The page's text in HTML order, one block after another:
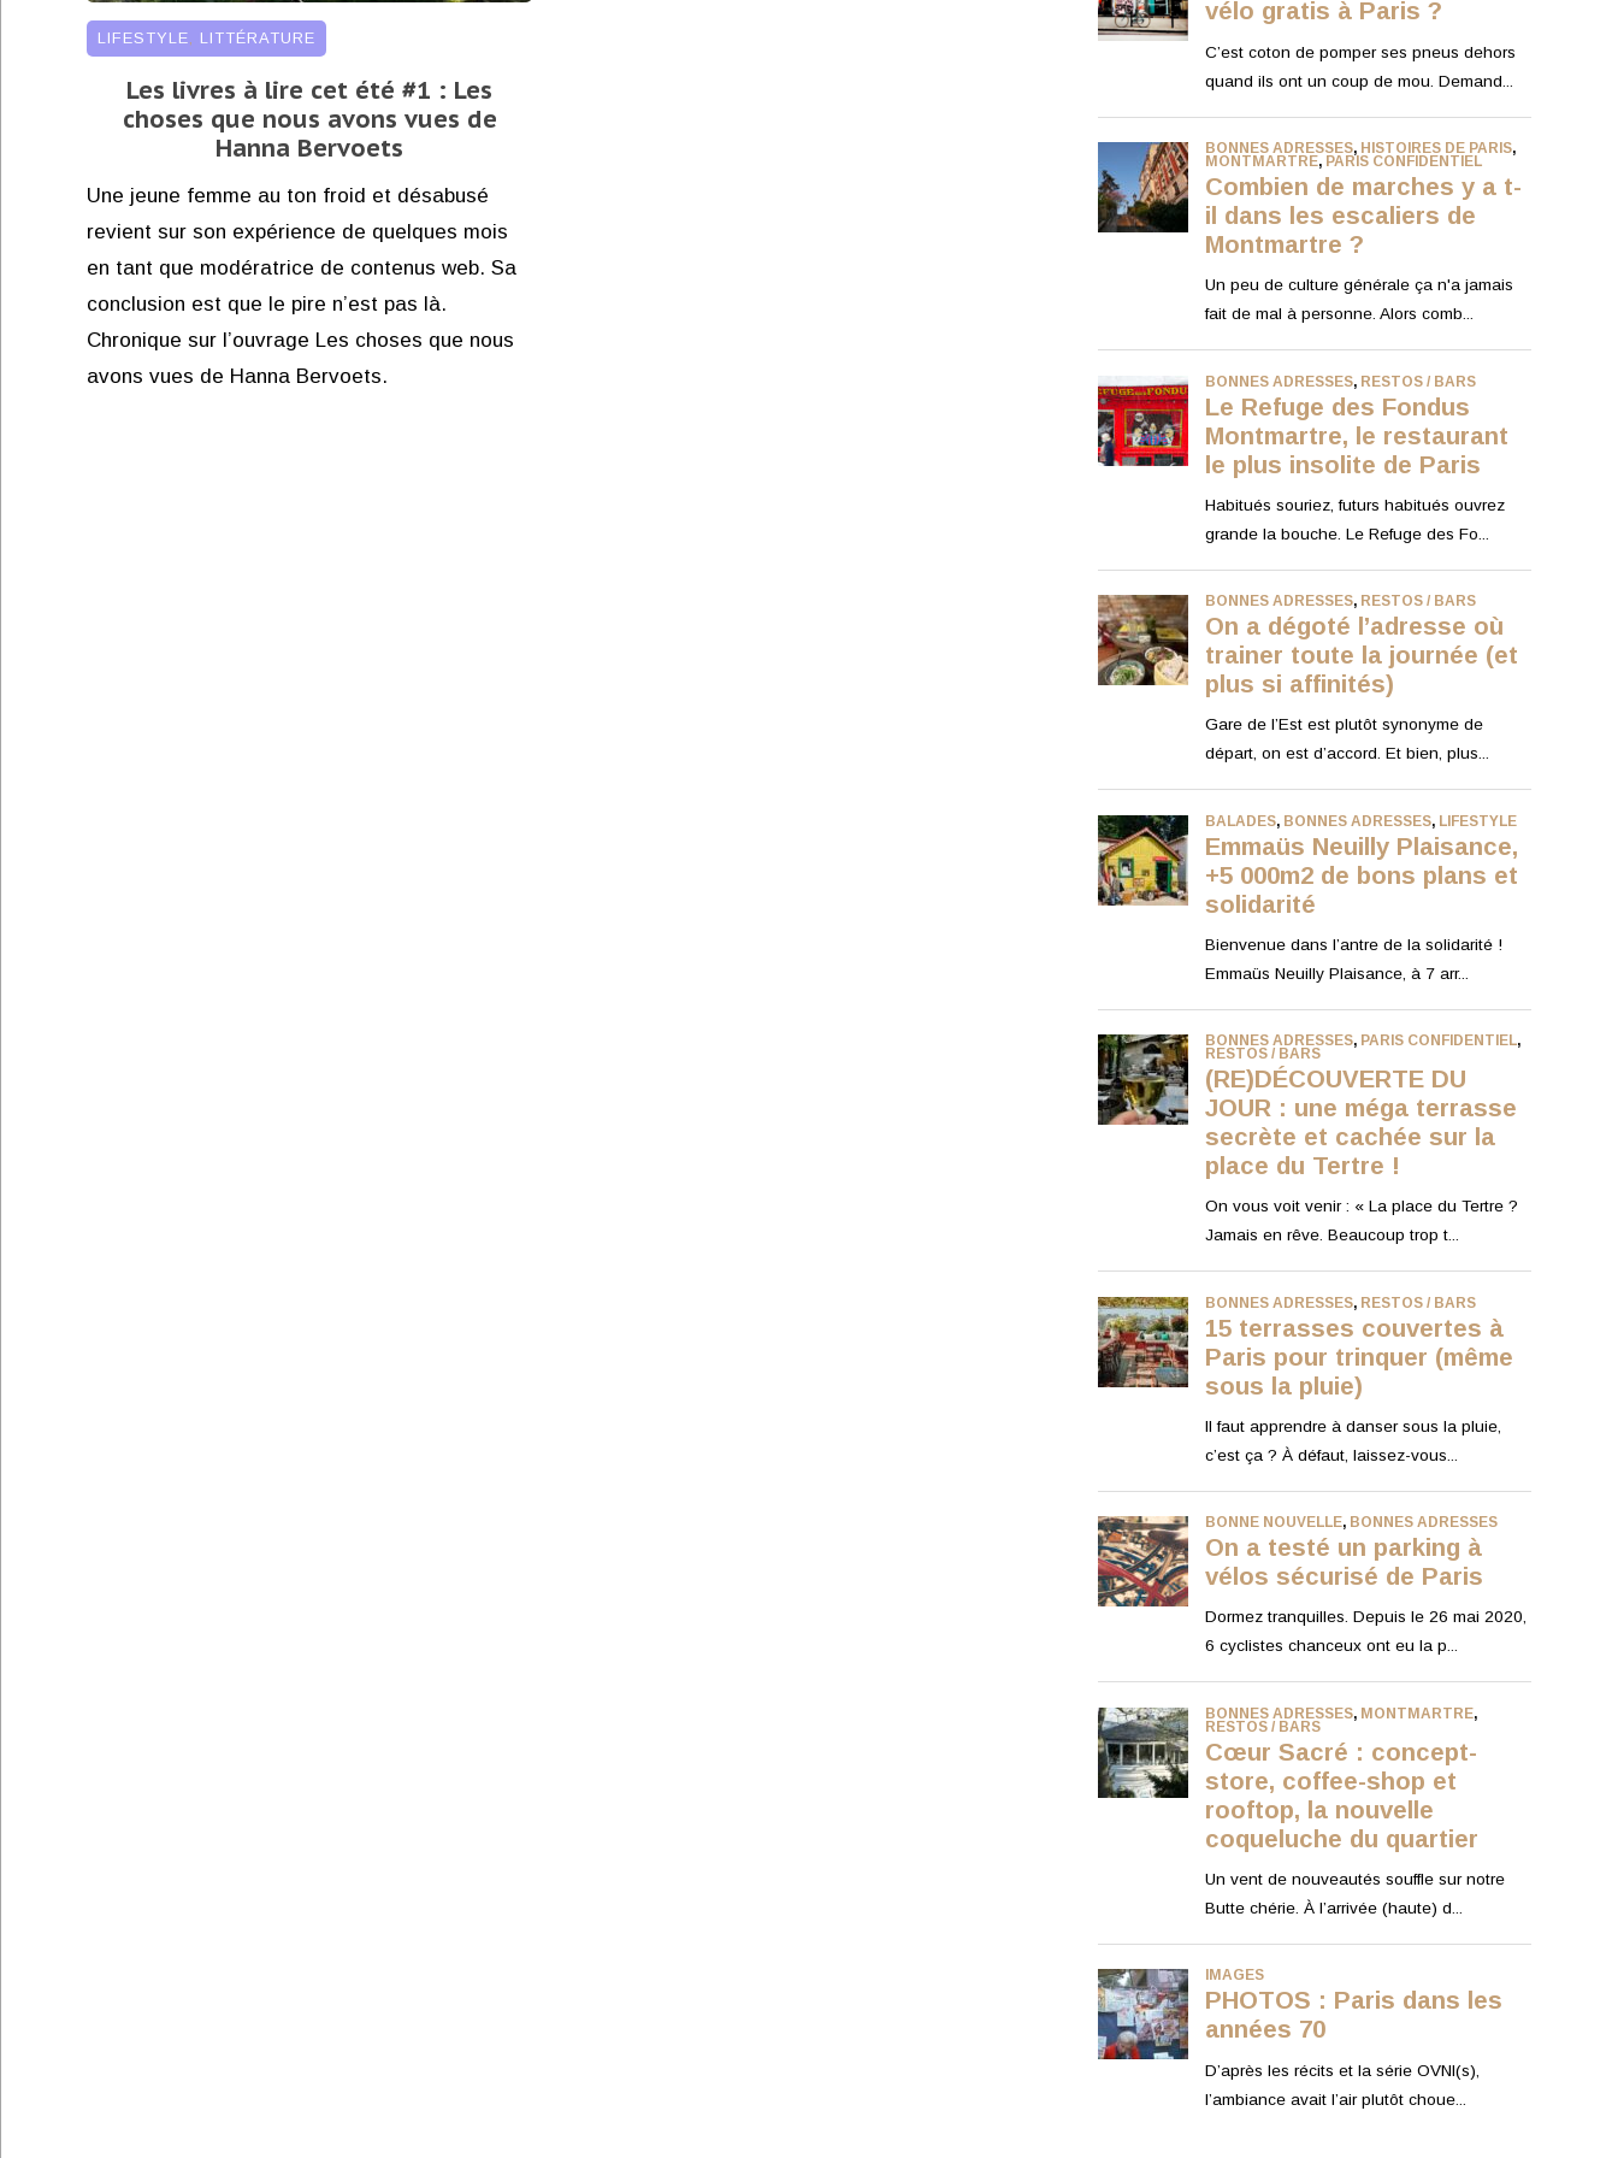
LIFESTYLE LITTÉRATURE
Les livres à lire cet été #1 : Les
choses que nous avons vues de
Hanna Bervoets
Une jeune femme au ton froid et désabusé
revient sur son expérience de quelques mois
en tant que modératrice de contenus web. Sa
conclusion est que le pire n’est pas là.
Chronique sur l’ouvrage Les choses que nous
avons vues de Hanna Bervoets.